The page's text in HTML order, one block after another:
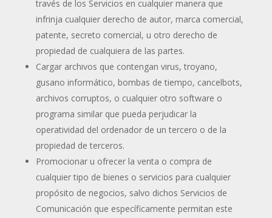
través de los Servicios en cualquier manera que
infrinja cualquier derecho de autor, marca comercial,
patente, secreto comercial, u otro derecho de
propiedad de cualquiera de las partes.
Cargar archivos que contengan virus, troyano,
gusano informático, bombas de tiempo, cancelbots,
archivos corruptos, o cualquier otro software o
programa similar que pueda perjudicar la
operatividad del ordenador de un tercero o de la
propiedad de terceros.
Promocionar u ofrecer la venta o compra de
cualquier tipo de bienes o servicios para cualquier
propósito de negocios, salvo dichos Servicios de
Comunicación que específicamente permitan este